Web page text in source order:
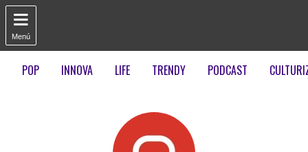

Menú
POP INNOVA LIFE TRENDY PODCAST